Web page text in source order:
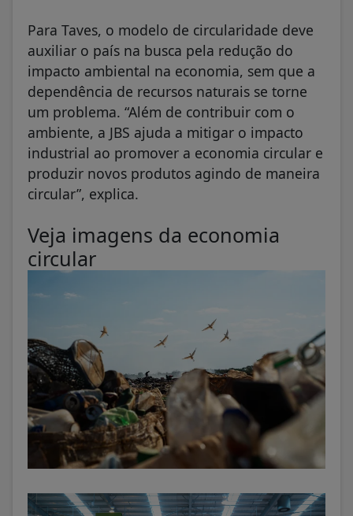
Para Taves, o modelo de circularidade deve
auxiliar o país na busca pela redução do
impacto ambiental na economia, sem que a
dependência de recursos naturais se torne
um problema. “Além de contribuir com o
ambiente, a JBS ajuda a mitigar o impacto
industrial ao promover a economia circular e
produzir novos produtos agindo de maneira
circular”, explica.
Veja imagens da economia
circular